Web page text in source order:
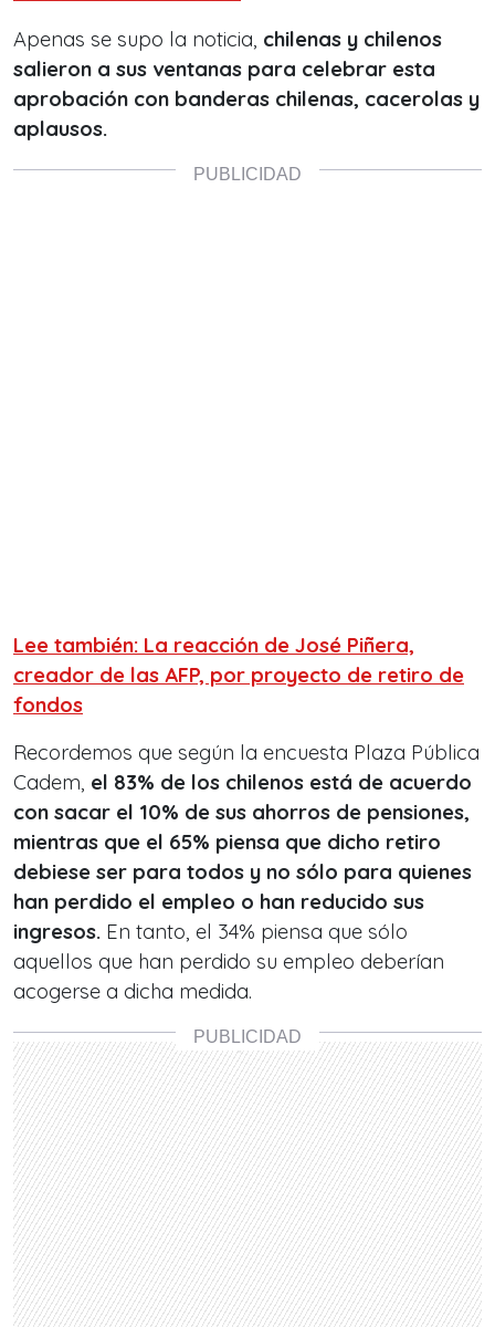
Apenas se supo la noticia, chilenas y chilenos
salieron a sus ventanas para celebrar esta
aprobación con banderas chilenas, cacerolas y
aplausos.
Lee también: La reacción de José Piñera,
creador de las AFP, por proyecto de retiro de
fondos
Recordemos que según la encuesta Plaza Pública
Cadem, el 83% de los chilenos está de acuerdo
con sacar el 10% de sus ahorros de pensiones,
mientras que el 65% piensa que dicho retiro
debiese ser para todos y no sólo para quienes
han perdido el empleo o han reducido sus
ingresos. En tanto, el 34% piensa que sólo
aquellos que han perdido su empleo deberían
acogerse a dicha medida.